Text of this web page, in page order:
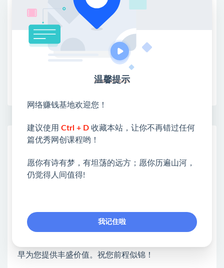
②：选择【在浏览器打开】
③：点击右上方【登录】领取
限时活动：注册新用户赠送VIP
链接
网赚基地简介
❤本站：本站整合多方资源站，主要面向互联网创业
❤本站为众多团队提供了重要价值，也为众多创业者
开启网络之门，广受好评！
早为您提供丰盛价值。祝您前程似锦！
温馨提示
网络赚钱基地欢迎您！
建议使用 Ctrl + D 收藏本站，让你不再错过任何
篇优秀网创课程哟！
愿你有诗有梦，有坦荡的远方；愿你历遍山河，
仍觉得人间值得!
我记住啦